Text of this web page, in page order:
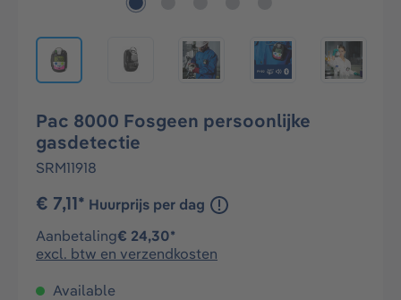
Pac 8000 Fosgeen persoonlijke
gasdetectie
SRM11918
Huurprijs per dag
€ 7,11*
Aanbetaling€ 24,30*
excl. btw en verzendkosten
Available